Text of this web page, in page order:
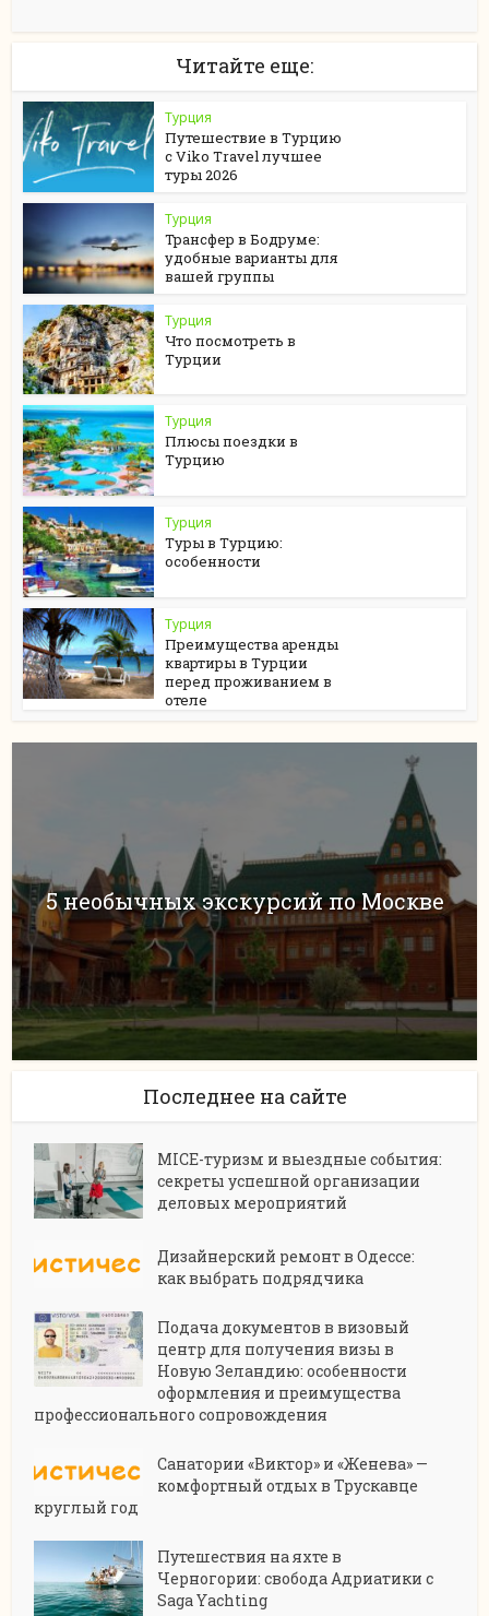
Читайте еще:
Турция
Путешествие в Турцию
с Viko Travel лучшее
туры 2026
Турция
Трансфер в Бодруме:
удобные варианты для
вашей группы
Турция
Что посмотреть в
Турции
Турция
Плюсы поездки в
Турцию
Турция
Туры в Турцию:
особенности
Турция
Преимущества аренды
квартиры в Турции
перед проживанием в
отеле
5 необычных экскурсий по Москве
Последнее на сайте
MICE-туризм и выездные события:
секреты успешной организации
деловых мероприятий
Дизайнерский ремонт в Одессе:
как выбрать подрядчика
Подача документов в визовый
центр для получения визы в
Новую Зеландию: особенности
оформления и преимущества
профессионального сопровождения
Санатории «Виктор» и «Женева» —
комфортный отдых в Трускавце
круглый год
Путешествия на яхте в
Черногории: свобода Адриатики с
Saga Yachting